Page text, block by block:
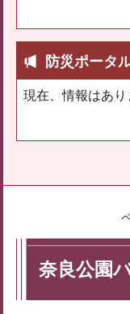
防災ポータ
現在、情報はあり
奈良公園